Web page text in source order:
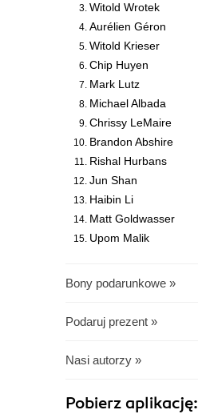
Witold Wrotek
Aurélien Géron
Witold Krieser
Chip Huyen
Mark Lutz
Michael Albada
Chrissy LeMaire
Brandon Abshire
Rishal Hurbans
Jun Shan
Haibin Li
Matt Goldwasser
Upom Malik
Bony podarunkowe »
Podaruj prezent »
Nasi autorzy »
Pobierz aplikację: